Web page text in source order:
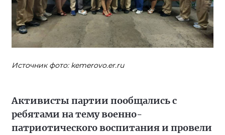
Источник фото: kemerovo.er.ru
Активисты партии пообщались с
ребятами на тему военно-
патриотического воспитания и провели